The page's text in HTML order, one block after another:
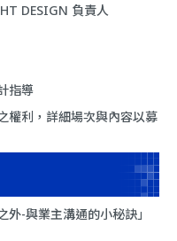
DESIGN 負責人
指導
權利，詳細場次與內容以募
-與業主溝通的小秘訣」